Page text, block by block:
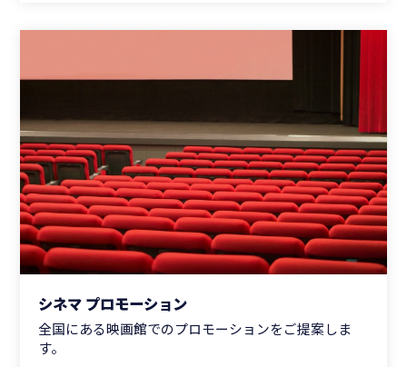
シネマ プロモーション
全国にある映画館でのプロモーションをご提案しま
す。